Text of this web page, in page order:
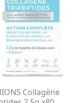
Collagène